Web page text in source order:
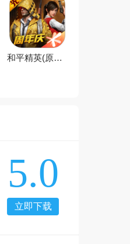
和平精英(原刺激战场)官方最新版v1.36.11正式版
5.0
立即下载